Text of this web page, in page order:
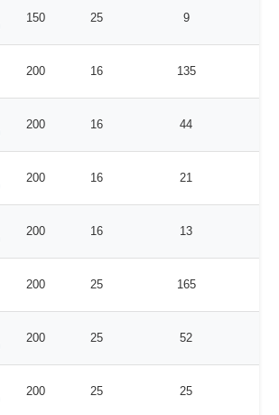
150 25 9
200 16 135
200 16 44
200 16 21
200 16 13
200 25 165
200 25 52
200 25 25